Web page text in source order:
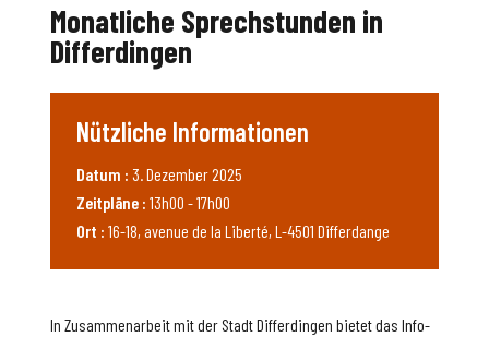
In Zusammenarbeit mit der Stadt Differdingen bietet das Info-
Monatliche Sprechstunden in
Differdingen
Nützliche Informationen
Datum : 3. Dezember 2025
Zeitpläne : 13h00 - 17h00
Ort : 16-18, avenue de la Liberté, L-4501 Differdange